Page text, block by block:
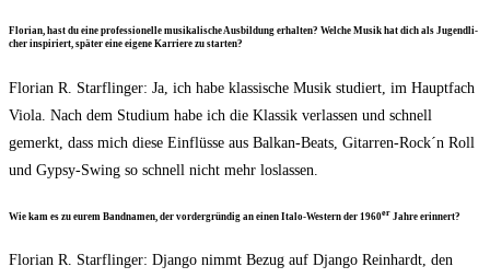
Flo­ri­an, hast du eine pro­fes­sio­nel­le musi­ka­li­sche Aus­bil­dung erhal­ten? Wel­che Musik hat dich als Jugend­li­
cher inspi­riert, spä­ter eine eige­ne Kar­rie­re zu starten?
Flo­ri­an R. Starf­lin­ger: Ja, ich habe klas­si­sche Musik stu­diert, im Haupt­fach
Vio­la. Nach dem Stu­di­um habe ich die Klas­sik ver­las­sen und schnell
gemerkt, dass mich die­se Ein­flüs­se aus Bal­kan-Beats, Gitarren-Rock´n Roll
und Gypsy-Swing so schnell nicht mehr loslassen.
Wie kam es zu eurem Band­na­men, der vor­der­grün­dig an einen Italo-Wes­tern der 1960er Jah­re erinnert?
Flo­ri­an R. Starf­lin­ger: Djan­go nimmt Bezug auf Djan­go Rein­hardt, den